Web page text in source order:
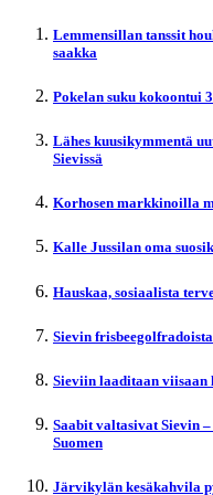
Lemmensillan tanssit
saakka
Pokelan suku kokoontui
Lähes kuusikymmentä
Sievissä
Korhosen markkinoilla
Kalle Jussilan oma
Hauskaa, sosiaalista
Sievin
Sieviin laaditaan viisaan
Saabit valtasivat Sievin
Suomen
Järvikylän kesäkahvila